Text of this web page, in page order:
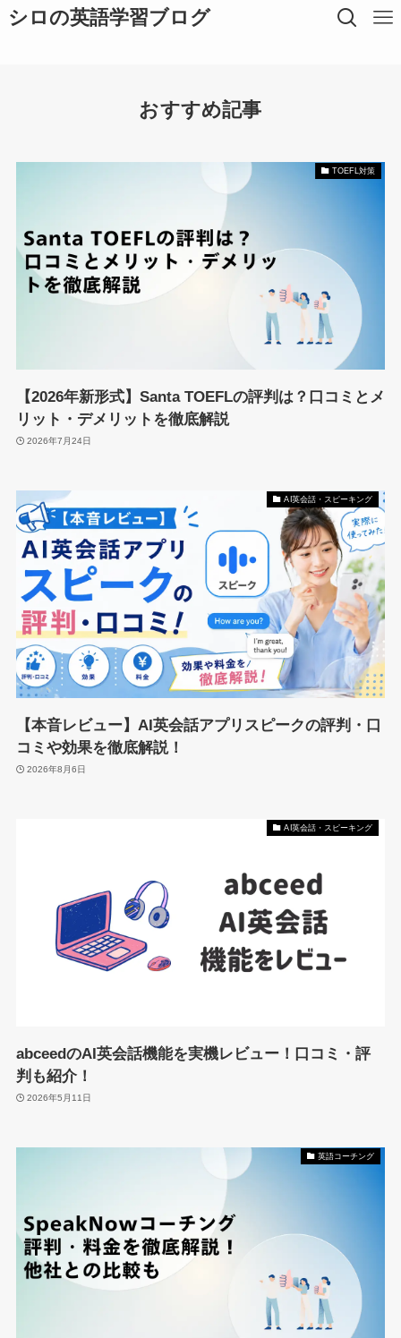
シロの英語学習ブログ
おすすめ記事
TOEFL対策
【2026年新形式】Santa TOEFLの評判は？口コミとメ
リット・デメリットを徹底解説
2026年7月24日
AI英会話・スピーキング
【本音レビュー】AI英会話アプリスピークの評判・口
コミや効果を徹底解説！
2026年8月6日
AI英会話・スピーキング
abceedのAI英会話機能を実機レビュー！口コミ・評
判も紹介！
2026年5月11日
英語コーチング